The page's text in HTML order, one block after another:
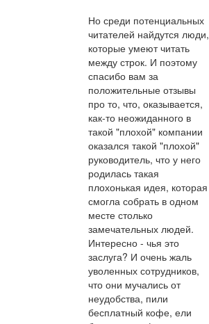
Но среди потенциальных
читателей найдутся люди,
которые умеют читать
между строк. И поэтому
спасибо вам за
положительные отзывы
про то, что, оказывается,
как-то неожиданного в
такой "плохой" компании
оказался такой "плохой"
руководитель, что у него
родилась такая
плохонькая идея, которая
смогла собрать в одном
месте столько
замечательных людей.
Интересно - чья это
заслуга? И очень жаль
уволенных сотрудников,
что они мучались от
неудобства, пили
бесплатный кофе, ели